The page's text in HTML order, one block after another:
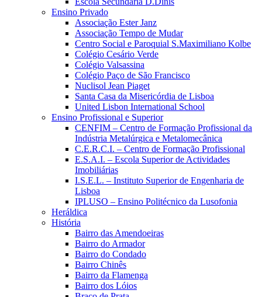
Ensino Privado
Associação Ester Janz
Associação Tempo de Mudar
Centro Social e Paroquial S.Maximiliano Kolbe
Colégio Cesário Verde
Colégio Valsassina
Colégio Paço de São Francisco
Nuclisol Jean Piaget
Santa Casa da Misericórdia de Lisboa
United Lisbon International School
Ensino Profissional e Superior
CENFIM – Centro de Formação Profissional da
Indústria Metalúrgica e Metalomecânica
C.E.R.C.I. – Centro de Formação Profissional
E.S.A.I. – Escola Superior de Actividades
Imobiliárias
I.S.E.L. – Instituto Superior de Engenharia de
Lisboa
IPLUSO – Ensino Politécnico da Lusofonia
Heráldica
História
Bairro das Amendoeiras
Bairro do Armador
Bairro do Condado
Bairro Chinês
Bairro da Flamenga
Bairro dos Lóios